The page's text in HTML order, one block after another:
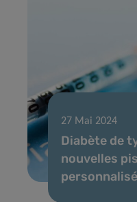
27 Mai 2024
Diabète de
nouvelles